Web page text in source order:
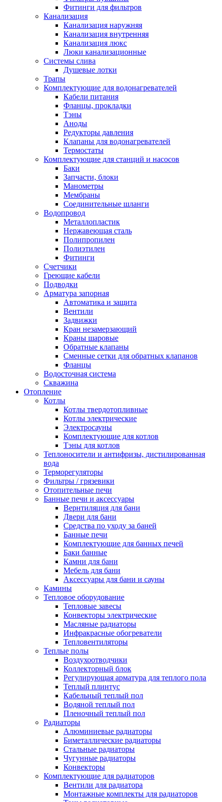
Адреса Сервис-центров
Обмен и возврат товара
Вакансии
Фитинги для фильтров
Канализация
Канализация наружняя
Канализация внутренняя
Канализация люкс
Люки канализационные
Системы слива
Душевые лотки
Трапы
Комплектующие для водонагревателей
Кабели питания
Фланцы, прокладки
Тэны
Аноды
Редукторы давления
Клапаны для водонагревателей
Термостаты
Комплектующие для станций и насосов
Баки
Запчасти, блоки
Манометры
Мембраны
Соединительные шланги
Водопровод
Металлопластик
Нержавеющая сталь
Полипропилен
Полиэтилен
Фитинги
Счетчики
Греющие кабели
Подводки
Арматура запорная
Автоматика и защита
Вентили
Задвижки
Кран незамерзающий
Краны шаровые
Обратные клапаны
Сменные сетки для обратных клапанов
Фланцы
Водосточная система
Скважина
Отопление
Котлы
Котлы твердотопливные
Котлы электрические
Электросауны
Комплектующие для котлов
Тэны для котлов
Теплоносители и антифризы, дистилированная
вода
Терморегуляторы
Фильтры / грязевики
Отопительные печи
Банные печи и аксессуары
Вернтиляция для бани
Двери для бани
Средства по уходу за баней
Банные печи
Комплектующие для банных печей
Баки банные
Камни для бани
Мебель для бани
Аксессуары для бани и сауны
Камины
Тепловое оборудование
Тепловые завесы
Конвекторы электрические
Масляные радиаторы
Инфракрасные обогреватели
Тепловентиляторы
Теплые полы
Воздухоотводчики
Коллекторный блок
Регулирующая арматура для теплого пола
Теплый плинтус
Кабельный теплый пол
Водяной теплый пол
Пленочный теплый пол
Радиаторы
Алюминиевые радиаторы
Биметаллические радиаторы
Стальные радиаторы
Чугунные радиаторы
Конвекторы
Комплектующие для радиаторов
Вентили для радиатора
Монтажные комплекты для радиаторов